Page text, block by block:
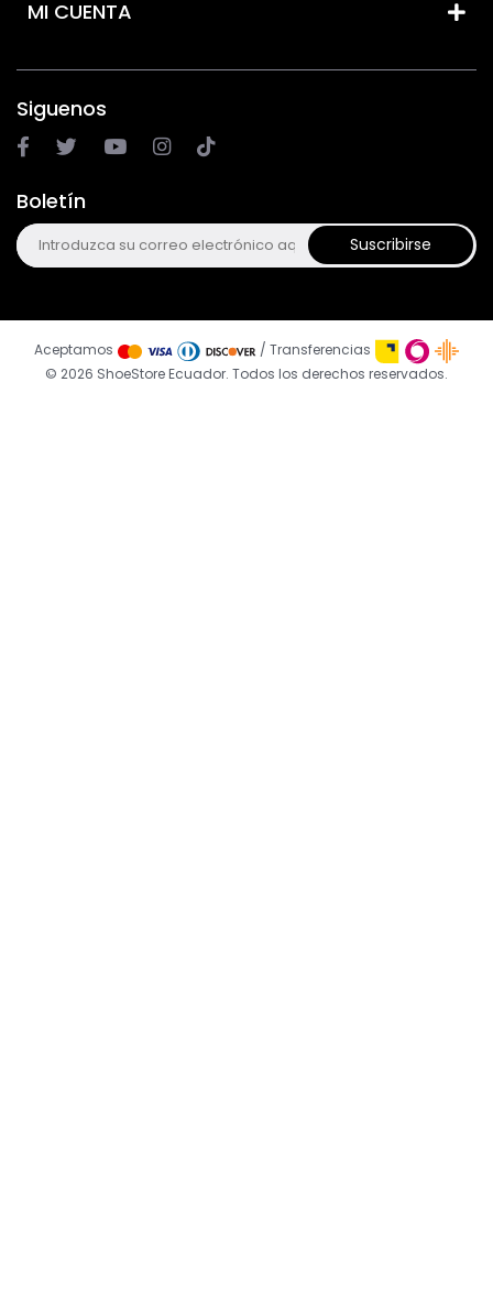
MI CUENTA
Siguenos
Boletín
Suscribirse
© 2026 ShoeStore Ecuador. Todos los derechos reservados.
Aceptamos / Transferencias